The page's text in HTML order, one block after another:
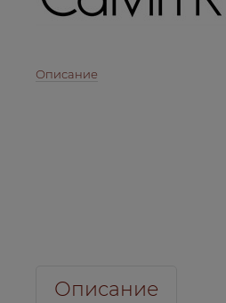
Описание
Описание